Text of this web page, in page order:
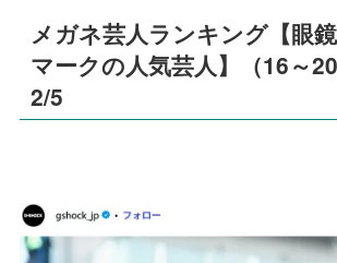
メガネ芸人ランキング【眼
マークの人気芸人】（16～
2/5